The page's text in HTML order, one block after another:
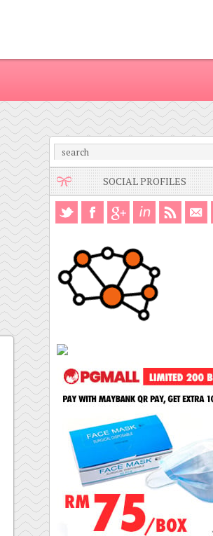
SOCIAL PROFILES